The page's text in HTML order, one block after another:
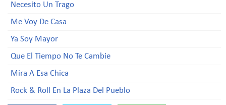
Necesito Un Trago
Me Voy De Casa
Ya Soy Mayor
Que El Tiempo No Te Cambie
Mira A Esa Chica
Rock & Roll En La Plaza Del Pueblo